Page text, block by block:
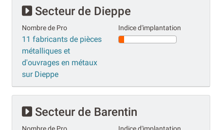
Secteur de Dieppe
Nombre de Pro
11 fabricants de pièces
métalliques et
d'ouvrages en métaux
sur Dieppe
Indice d'implantation
Secteur de Barentin